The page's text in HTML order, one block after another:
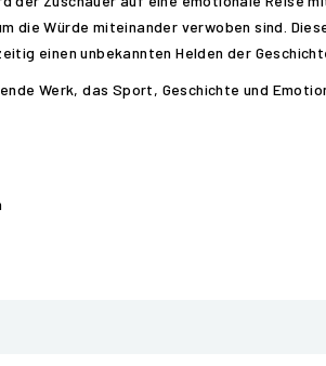
die Würde miteinander verwoben sind.
einen unbekannten Helden der
Werk, das Sport, Geschichte und